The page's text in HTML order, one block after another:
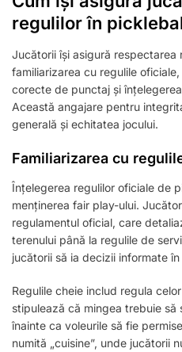
regulilor în
Jucătorii își asigură respectarea
familiarizarea cu regulile
corecte de punctaj și
Această angajare pentru
generală și echitatea jocului.
Familiarizarea cu
Înțelegerea regulilor oficiale de
menținerea fair play-ului.
regulamentul oficial, care
terenului până la regulile de
jucătorii să ia decizii informate
Regulile cheie includ regula
stipulează că mingea trebuie
înainte ca voleurile să fie
numită „cuisine”, unde jucătorii